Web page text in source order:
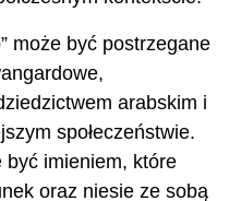
może być postrzegane
arabskim i
społeczeństwie.
być imieniem, które
oraz niesie ze sobą